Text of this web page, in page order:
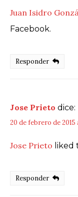
Juan Isidro
Facebook.
Responder
Jose Prieto dice:
20 de febrero de 2015
Jose Prieto liked
Responder